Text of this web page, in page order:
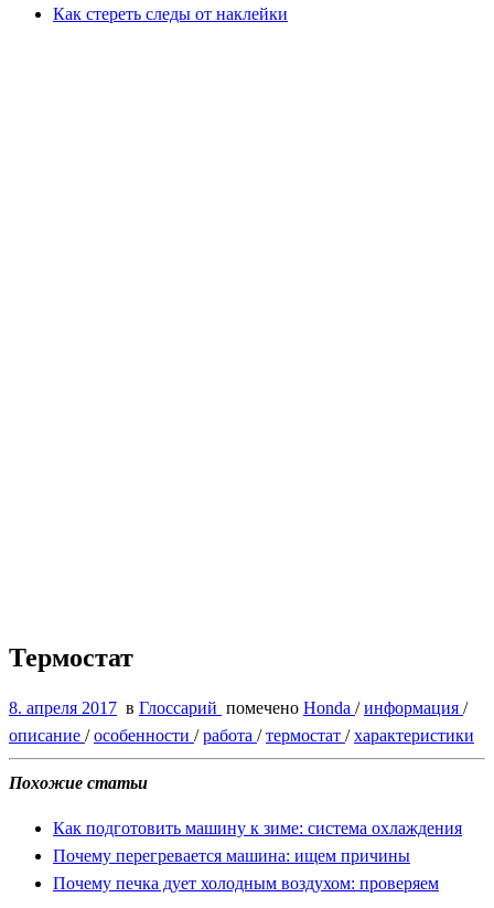
Как стереть следы от наклейки
Термостат
8. апреля 2017 в Глоссарий помечено Honda /информация /
описание /особенности /работа /термостат /характеристики
Похожие статьи
Как подготовить машину к зиме: система охлаждения
Почему перегревается машина: ищем причины
Почему печка дует холодным воздухом: проверяем